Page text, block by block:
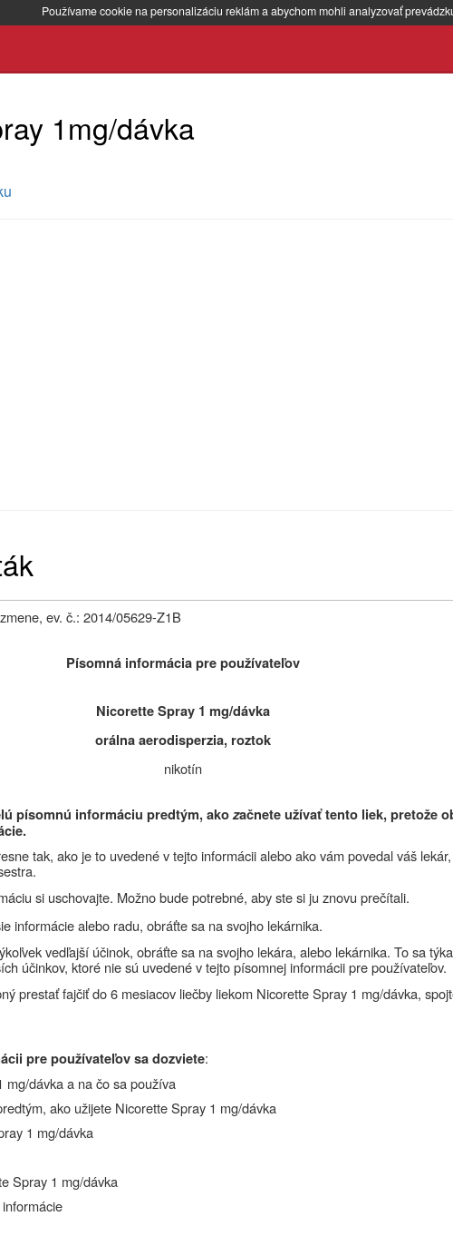
Používame cookie na personalizáciu reklám a abychom mohli analyzovať
1mg/dávka
ev. č.: 2014/05629-Z1B
Písomná informácia pre používateľov
Nicorette Spray 1 mg/dávka
orálna aerodisperzia, roztok
nikotín
písomnú informáciu predtým, akozačnete užívať tento liek, pretože
tak, ako je to uvedené v tejto informácii alebo ako vám povedal váš
.
si uschovajte. Možno bude potrebné, aby ste si ju znovu prečítali.
informácie alebo radu, obráťte sa na svojho lekárnika.
vedľajší účinok, obráťte sa na svojho lekára, alebo lekárnika. To sa
účinkov, ktoré nie sú uvedené v tejto písomnej informácii pre používateľov.
prestať fajčiť do 6 mesiacov liečby liekom Nicorette Spray 1 mg/dávka,
pre používateľov sa dozviete:
mg/dávka a na čo sa používa
ako užijete Nicorette Spray 1 mg/dávka
1 mg/dávka
Spray 1 mg/dávka